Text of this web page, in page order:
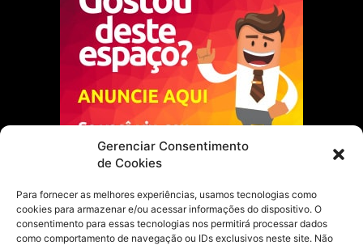
Gerenciar Consentimento
de Cookies
Para fornecer as melhores experiências, usamos tecnologias como
cookies para armazenar e/ou acessar informações do dispositivo. O
consentimento para essas tecnologias nos permitirá processar dados
como comportamento de navegação ou IDs exclusivos neste site. Não
Escolha do Editor